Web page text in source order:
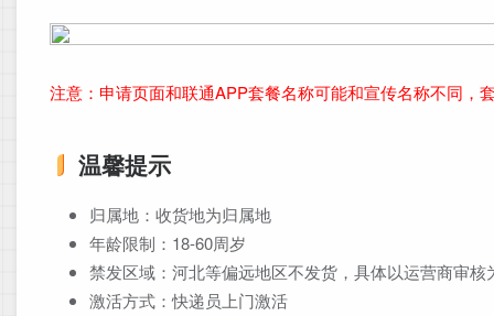
注意：申请页面和联通APP套餐名称可能和宣传名称不同，
温馨提示
归属地：收货地为归属地
年龄限制：18-60周岁
禁发区域：河北等偏远地区不发货，具体以运营商审核
激活方式：快递员上门激活